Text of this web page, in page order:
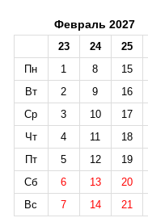
Февраль 2027
23 24
25
Пн
1 8
15
Вт
2 9
16
Ср
3 10
17
Чт
4 11
18
Пт
5 12
19
Сб
6 13
20
Вс
7 14 21